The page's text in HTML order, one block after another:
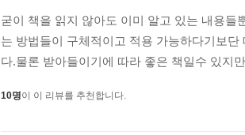
굳이 책을 읽지 않아도 이미 알고 있는 내용
는 방법들이 구체적이고 적용 가능하다기보
다.물론 받아들이기에 따라 좋은 책일수 있지
10명이 이 리뷰를 추천합니다.